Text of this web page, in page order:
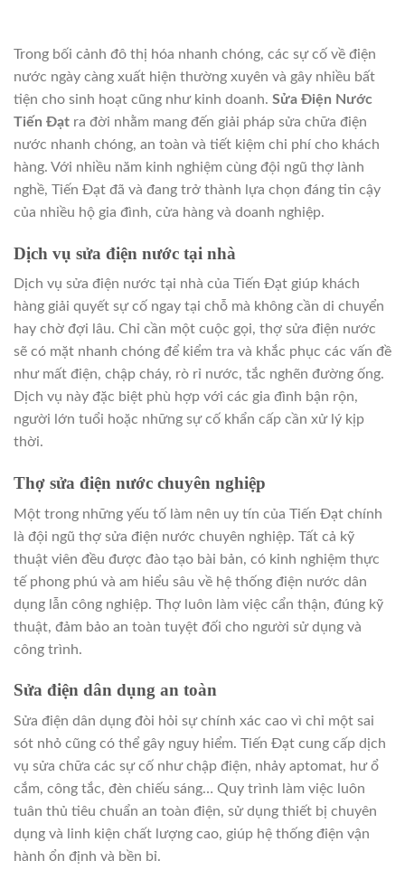
Trong bối cảnh đô thị hóa nhanh chóng, các sự cố về điện
nước ngày càng xuất hiện thường xuyên và gây nhiều bất
tiện cho sinh hoạt cũng như kinh doanh. Sửa Điện Nước
Tiến Đạt ra đời nhằm mang đến giải pháp sửa chữa điện
nước nhanh chóng, an toàn và tiết kiệm chi phí cho khách
hàng. Với nhiều năm kinh nghiệm cùng đội ngũ thợ lành
nghề, Tiến Đạt đã và đang trở thành lựa chọn đáng tin cậy
của nhiều hộ gia đình, cửa hàng và doanh nghiệp.
Dịch vụ sửa điện nước tại nhà
Dịch vụ sửa điện nước tại nhà của Tiến Đạt giúp khách
hàng giải quyết sự cố ngay tại chỗ mà không cần di chuyển
hay chờ đợi lâu. Chỉ cần một cuộc gọi, thợ sửa điện nước
sẽ có mặt nhanh chóng để kiểm tra và khắc phục các vấn đề
như mất điện, chập cháy, rò rỉ nước, tắc nghẽn đường ống.
Dịch vụ này đặc biệt phù hợp với các gia đình bận rộn,
người lớn tuổi hoặc những sự cố khẩn cấp cần xử lý kịp
thời.
Thợ sửa điện nước chuyên nghiệp
Một trong những yếu tố làm nên uy tín của Tiến Đạt chính
là đội ngũ thợ sửa điện nước chuyên nghiệp. Tất cả kỹ
thuật viên đều được đào tạo bài bản, có kinh nghiệm thực
tế phong phú và am hiểu sâu về hệ thống điện nước dân
dụng lẫn công nghiệp. Thợ luôn làm việc cẩn thận, đúng kỹ
thuật, đảm bảo an toàn tuyệt đối cho người sử dụng và
công trình.
Sửa điện dân dụng an toàn
Sửa điện dân dụng đòi hỏi sự chính xác cao vì chỉ một sai
sót nhỏ cũng có thể gây nguy hiểm. Tiến Đạt cung cấp dịch
vụ sửa chữa các sự cố như chập điện, nhảy aptomat, hư ổ
cắm, công tắc, đèn chiếu sáng… Quy trình làm việc luôn
tuân thủ tiêu chuẩn an toàn điện, sử dụng thiết bị chuyên
dụng và linh kiện chất lượng cao, giúp hệ thống điện vận
hành ổn định và bền bỉ.